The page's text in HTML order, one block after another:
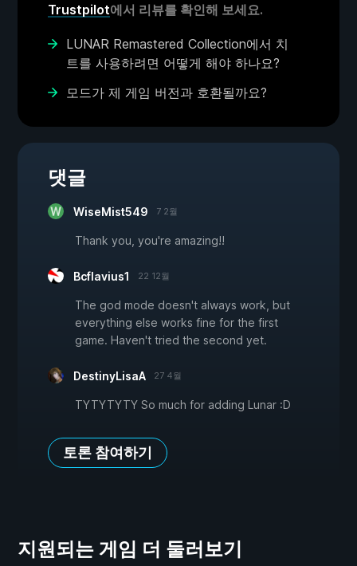
Trustpilot에서 리뷰를 확인해 보세요.
LUNAR Remastered Collection에서 치
트를 사용하려면 어떻게 해야 하나요?
모드가 제 게임 버전과 호환될까요?
댓글
WiseMist549 7 2월
Thank you, you're amazing!!
Bcflavius1 22 12월
The god mode doesn't always work, but
everything else works fine for the first
game. Haven't tried the second yet.
DestinyLisaA 27 4월
TYTYTYTY So much for adding Lunar :D
토론 참여하기
지원되는 게임 더 둘러보기